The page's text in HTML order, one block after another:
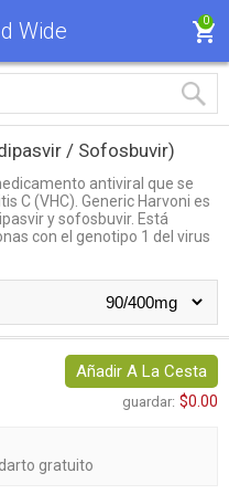
Wide 0
/ Sofosbuvir)
antiviral que se
C (VHC). Generic Harvoni es
y sofosbuvir. Está
con el genotipo 1 del virus
Añadir A La Cesta
guardar: $0.00
gratuito